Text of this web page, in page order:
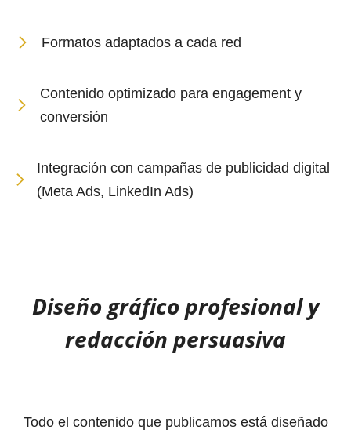
Formatos adaptados a cada red
Contenido optimizado para engagement y
conversión
Integración con campañas de publicidad digital
(Meta Ads, LinkedIn Ads)
Diseño gráfico profesional y
redacción persuasiva
Todo el contenido que publicamos está diseñado